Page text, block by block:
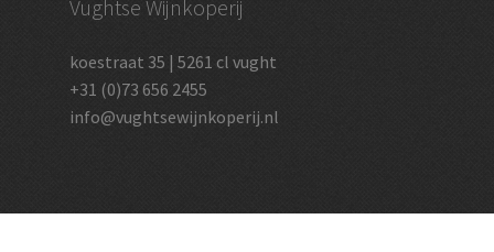
Vughtse Wijnkoperij
koestraat 35 | 5261 cl vught
+31 (0)73 656 2455
info@vughtsewijnkoperij.nl